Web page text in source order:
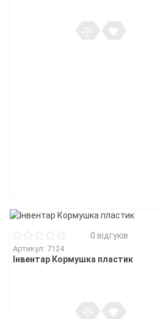
0 відгуків
Артикул: 7124
Інвентар Кормушка пластик